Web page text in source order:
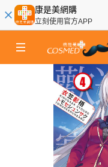
康是美網購
立刻使用官方APP